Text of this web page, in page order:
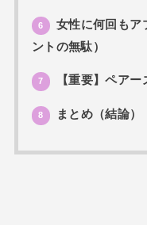
6
女性に何回もア
ントの無駄）
7 【重要】ペア
8 まとめ（結論）